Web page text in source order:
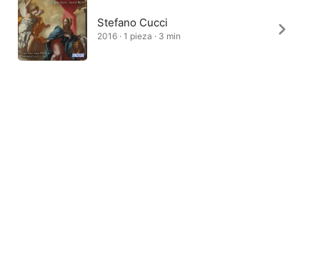
Stefano Cucci
2016 · 1 pieza · 3 min